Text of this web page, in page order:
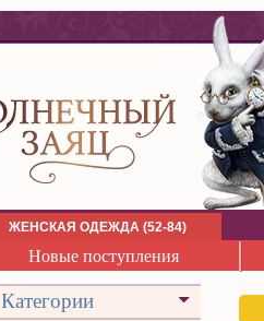
ЖЕНСКАЯ ОДЕЖДА (52-84)
Новые поступления
Категории